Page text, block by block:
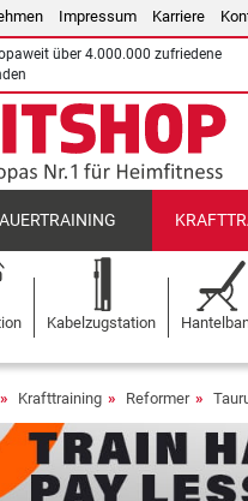
Impressum Karriere
über 4.000.000 zufriedene
Kabelzugstation
Krafttraining Reformer